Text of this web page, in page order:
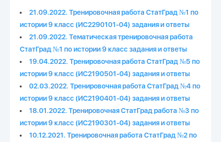
21.09.2022. Тренировочная работа СтатГрад №1 по
истории 9 класс (ИС2290101-04) задания и ответы
21.09.2022. Тематическая тренировочная работа
СтатГрад №1 по истории 9 класс задания и ответы
19.04.2022. Тренировочная работа СтатГрад №5 по
истории 9 класс (ИС2190501-04) задания и ответы
02.03.2022. Тренировочная работа СтатГрад №4 по
истории 9 класс (ИС2190401-04) задания и ответы
18.01.2022. Тренировочная СтатГрад работа №3 по
истории 9 класс (ИС2190301-04) задания и ответы
10.12.2021. Тренировочная работа СтатГрад №2 по